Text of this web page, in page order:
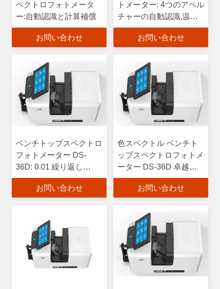
ペクトロフォトメータ
ー:自動認識と計算補償
お問い合わせ
トメーター: 4つのアペル
チャーの自動認識,温度/
湿度補償
お問い合わせ
ベンチトップスペクトロ
フォトメーター DS-
36D: 0.01 繰り返し
性,0.18 計器間合意
お問い合わせ
色スペクトル ベンチト
ップスペクトロフォトメ
ーター DS-36D 卓越し
た器具間の一致性
お問い合わせ